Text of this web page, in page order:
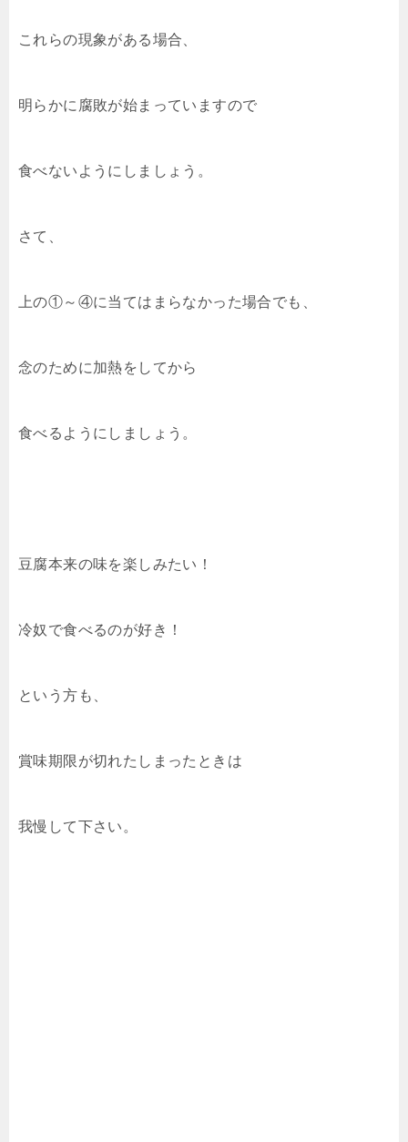
これらの現象がある場合、
明らかに腐敗が始まっていますので
食べないようにしましょう。
さて、
上の①～④に当てはまらなかった場合でも、
念のために加熱をしてから
食べるようにしましょう。
豆腐本来の味を楽しみたい！
冷奴で食べるのが好き！
という方も、
賞味期限が切れたしまったときは
我慢して下さい。